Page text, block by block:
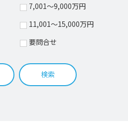
7,001～9,000万円
11,001～15,000万円
要問合せ
検索